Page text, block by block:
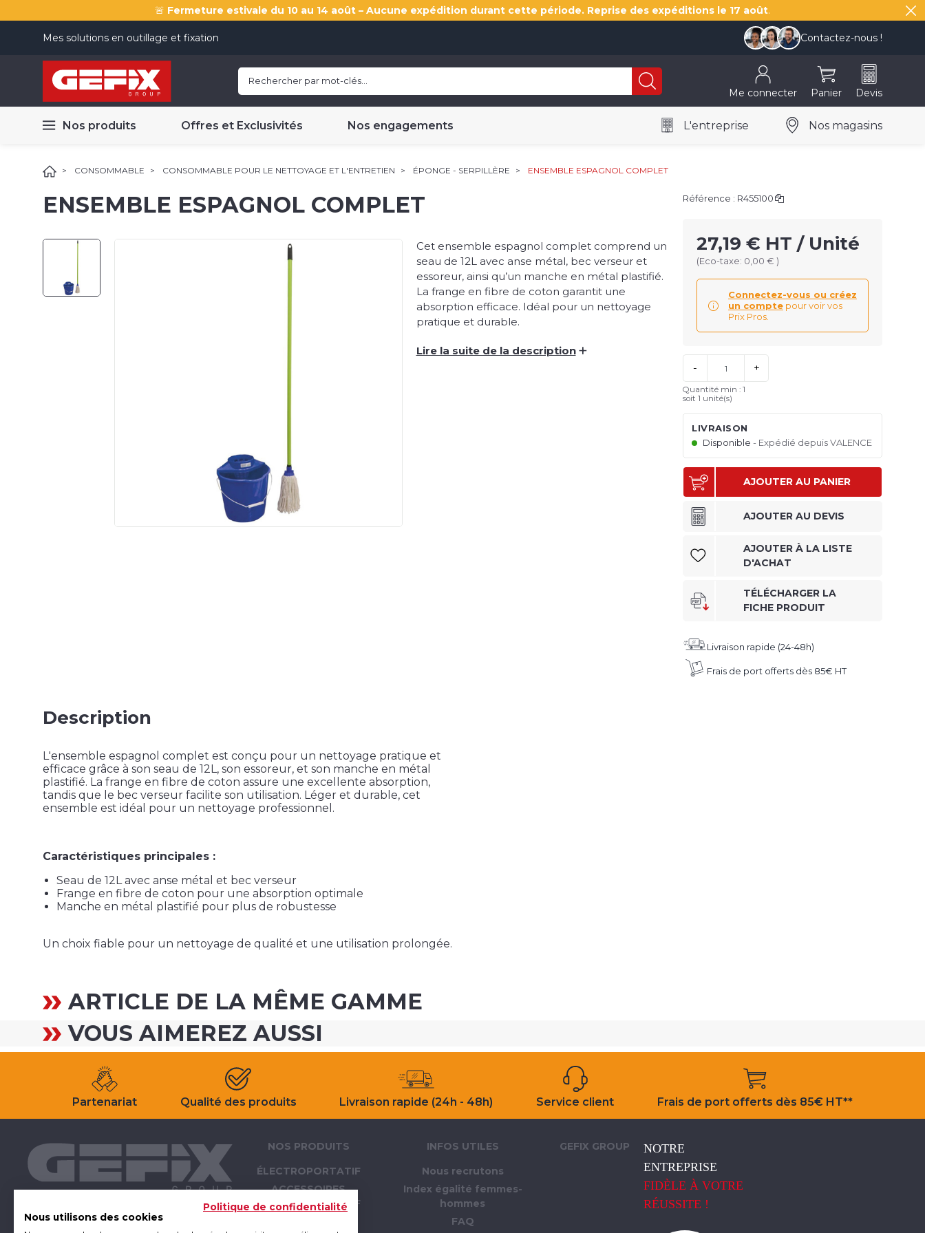
🚨 Fermeture estivale du 10 au 14 août – Aucune expédition durant cette période. Reprise des expéditions le 17 août.
Mes solutions en outillage et fixation Contactez-nous !
Me connecter Panier Devis
Nos produits Offres et Exclusivités Nos engagements L'entreprise Nos magasins
CONSOMMABLE CONSOMMABLE POUR LE NETTOYAGE ET L'ENTRETIEN ÉPONGE - SERPILLÈRE ENSEMBLE ESPAGNOL COMPLET
ENSEMBLE ESPAGNOL COMPLET
Cet ensemble espagnol complet comprend un
seau de 12L avec anse métal, bec verseur et
essoreur, ainsi qu’un manche en métal plastifié.
La frange en fibre de coton garantit une
absorption efficace. Idéal pour un nettoyage
pratique et durable.
Lire la suite de la description +
Référence : R455100
27,19 € HT / Unité
(Eco-taxe: 0,00 € )
Connectez-vous ou créez
un compte pour voir vos
Prix Pros.
- +
Quantité min : 1
soit 1 unité(s)
LIVRAISON
Disponible
Expédié depuis VALENCE
AJOUTER AU PANIER
AJOUTER AU DEVIS
AJOUTER À LA LISTE
D'ACHAT
TÉLÉCHARGER LA
FICHE PRODUIT
Livraison rapide (24-48h)
Frais de port offerts dès 85€ HT
Description
L'ensemble espagnol complet est conçu pour un nettoyage pratique et
efficace grâce à son seau de 12L, son essoreur, et son manche en métal
plastifié. La frange en fibre de coton assure une excellente absorption,
tandis que le bec verseur facilite son utilisation. Léger et durable, cet
ensemble est idéal pour un nettoyage professionnel.
Caractéristiques principales :
Seau de 12L avec anse métal et bec verseur
Frange en fibre de coton pour une absorption optimale
Manche en métal plastifié pour plus de robustesse
Un choix fiable pour un nettoyage de qualité et une utilisation prolongée.
ARTICLE DE LA MÊME GAMME
VOUS AIMEREZ AUSSI
Partenariat Qualité des produits Livraison rapide (24h - 48h) Service client Frais de port offerts dès 85€ HT**
NOS PRODUITS
ÉLECTROPORTATIF
ACCESSOIRES
ÉLECTROPORTATIF
INFOS UTILES
Nous recrutons
Index égalité femmes-
hommes
FAQ
GEFIX GROUP
NOTRE
ENTREPRISE
FIDÈLE À VOTRE
RÉUSSITE !
Politique de confidentialité
Nous utilisons des cookies